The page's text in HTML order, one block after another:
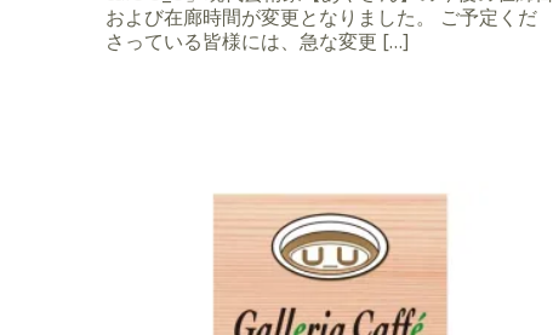
および在廊時間が変更となりました。 ご予定くだ
さっている皆様には、急な変更 […]